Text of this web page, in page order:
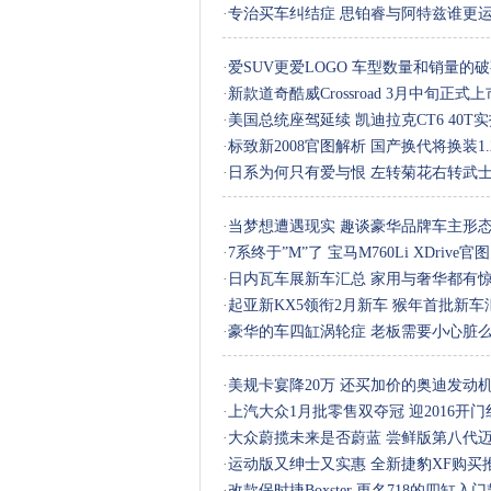
·专治买车纠结症 思铂睿与阿特兹谁更
·爱SUV更爱LOGO 车型数量和销量的
· 新款道奇酷威Crossroad 3月中旬正式上
· 美国总统座驾延续 凯迪拉克CT6 40T
·标致新2008官图解析 国产换代将换装
· 日系为何只有爱与恨 左转菊花右转武
· 当梦想遭遇现实 趣谈豪华品牌车主形
· 7系终于”M”了 宝马M760Li XDrive官图
· 日内瓦车展新车汇总 家用与奢华都有
· 起亚新KX5领衔2月新车 猴年首批新车
·豪华的车四缸涡轮症 老板需要小心脏
· 美规卡宴降20万 还买加价的奥迪发动
·上汽大众1月批零售双夺冠 迎2016开门
· 大众蔚揽未来是否蔚蓝 尝鲜版第八代
·运动版又绅士又实惠 全新捷豹XF购买